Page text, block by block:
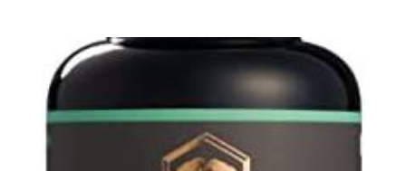
était :
€20,99.
est :